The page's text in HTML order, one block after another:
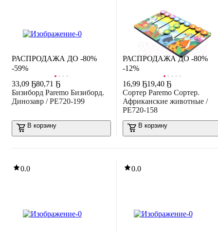
-59%
РАСПРОДАЖА ДО -80%
33,09 Ҕ80,71 Ҕ
Бизиборд Paremo Бизиборд.
Динозавр / PE720-199
В корзину
-12%
РАСПРОДАЖА ДО -80%
16,99 Ҕ19,40 Ҕ
Сортер Paremo Сортер.
Африканские животные /
PE720-158
В корзину
0.0 0.0